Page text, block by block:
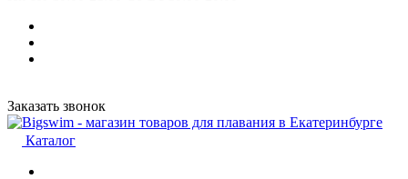
Заказать звонок
Каталог